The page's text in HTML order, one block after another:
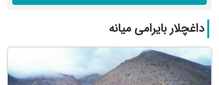
داغچلار بایرامی میانه